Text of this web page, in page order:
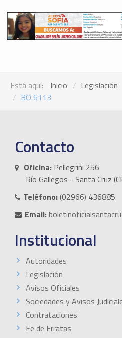
Está aquí: Inicio Legislación
BO 6113
Contacto
Oficina: Pellegrini 256
Río Gallegos - Santa Cruz
Teléfono:(02966) 436885
Email:
Institucional
Autoridades
Legislación
Avisos Oficiales
Sociedades y Avisos
Contrataciones
Fe de Erratas